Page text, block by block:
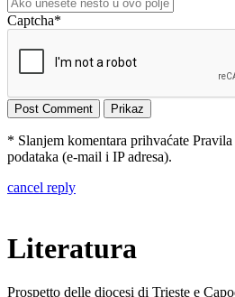
Captcha*
* Slanjem komentara prihvaćate
podataka (e-mail i IP adresa).
cancel reply
Literatura
Prospetto delle diocesi di Trieste e